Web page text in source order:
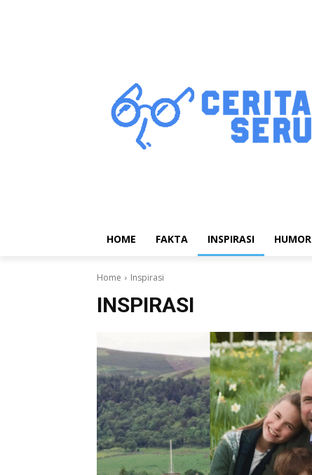
HOME FAKTA INSPIRASI HUMOR
Home Inspirasi
INSPIRASI